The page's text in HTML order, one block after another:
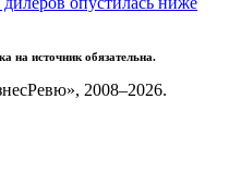
на источник обязательна.
2008–2026.